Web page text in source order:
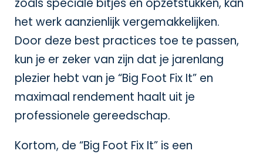
het werk aanzienlijk vergemakkelijken.
Door deze best practices toe te passen,
kun je er zeker van zijn dat je jarenlang
plezier hebt van je “Big Foot Fix It” en
maximaal rendement haalt uit je
professionele gereedschap.
Kortom, de “Big Foot Fix It” is een